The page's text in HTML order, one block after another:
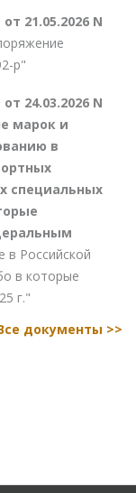
21.05.2026 N
р"
24.03.2026 N
марок и
в
специальных
Российской
в которые
г."
документы >>